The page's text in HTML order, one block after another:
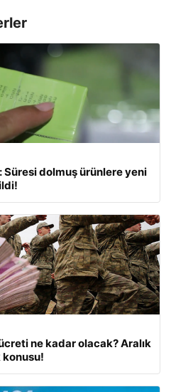
Süresi dolmuş ürünlere yeni
ne kadar olacak? Aralık